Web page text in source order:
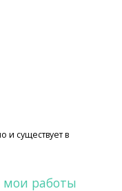
и существует в
работы